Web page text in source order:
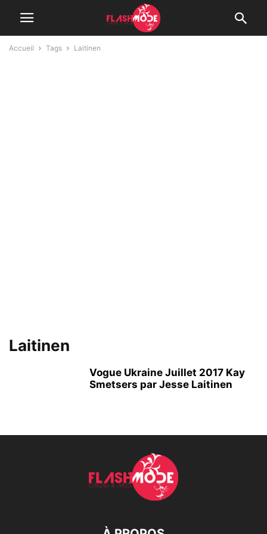
Accueil Tags Laitinen
Laitinen
Vogue Ukraine Juillet 2017 Kay
Smetsers par Jesse Laitinen